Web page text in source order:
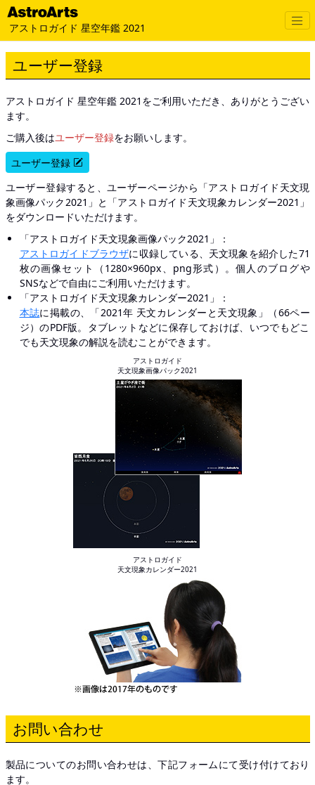
アストロガイド 星空年鑑 2021
ユーザー登録
アストロガイド 星空年鑑 2021をご利用いただき、ありがとうござい
ます。
ご購入後はユーザー登録をお願いします。
ユーザー登録
ユーザー登録すると、ユーザーページから「アストロガイド天文現
象画像パック2021」と「アストロガイド天文現象カレンダー2021」
をダウンロードいただけます。
「アストロガイド天文現象画像パック2021」：
アストロガイドブラウザに収録している、天文現象を紹介した71
枚の画像セット（1280×960px、png形式）。個人のブログや
SNSなどで自由にご利用いただけます。
「アストロガイド天文現象カレンダー2021」：
本誌に掲載の、「2021年 天文カレンダーと天文現象」（66ペー
ジ）のPDF版。タブレットなどに保存しておけば、いつでもどこ
でも天文現象の解説を読むことができます。
アストロガイド
天文現象画像パック2021
アストロガイド
天文現象カレンダー2021
お問い合わせ
製品についてのお問い合わせは、下記フォームにて受け付けており
ます。